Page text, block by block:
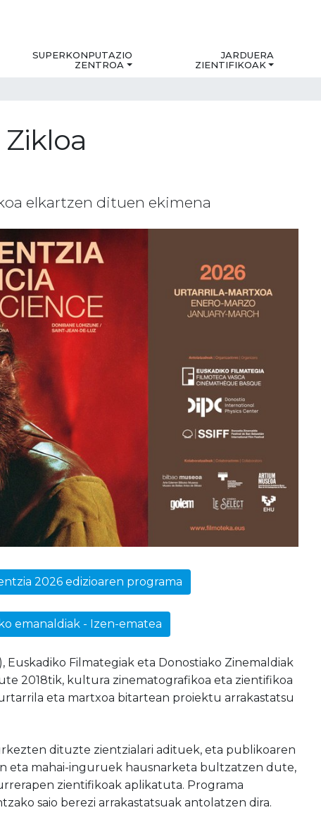
SUPERKONPUTAZIO
ZENTROA
JARDUERA
ZIENTIFIKOAK
elkartzen dituen ekimena
2026 edizioaren programa
emanaldiak - Izen-ematea
Euskadiko Filmategiak eta Donostiako Zinemaldiak
2018tik, kultura zinematografikoa eta zientifikoa
eta martxoa bitartean proiektu arrakastatsu
dituzte zientzialari adituek, eta publikoaren
eta mahai-inguruek hausnarketa bultzatzen dute,
zientifikoak aplikatuta. Programa
saio berezi arrakastatsuak antolatzen dira.